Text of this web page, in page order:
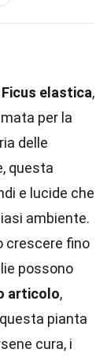
Ficus elastica,
per la
delle
questa
e lucide che
ambiente.
crescere fino
possono
articolo,
pianta
cura, i